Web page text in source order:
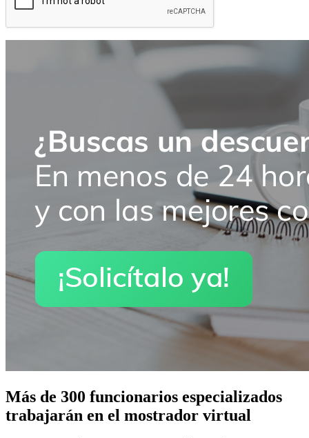
Más de 300 funcionarios especializados
trabajarán en el mostrador virtual